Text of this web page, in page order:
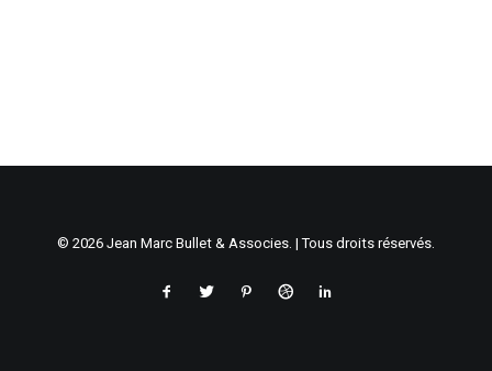
© 2026 Jean Marc Bullet & Associes. | Tous droits réservés.